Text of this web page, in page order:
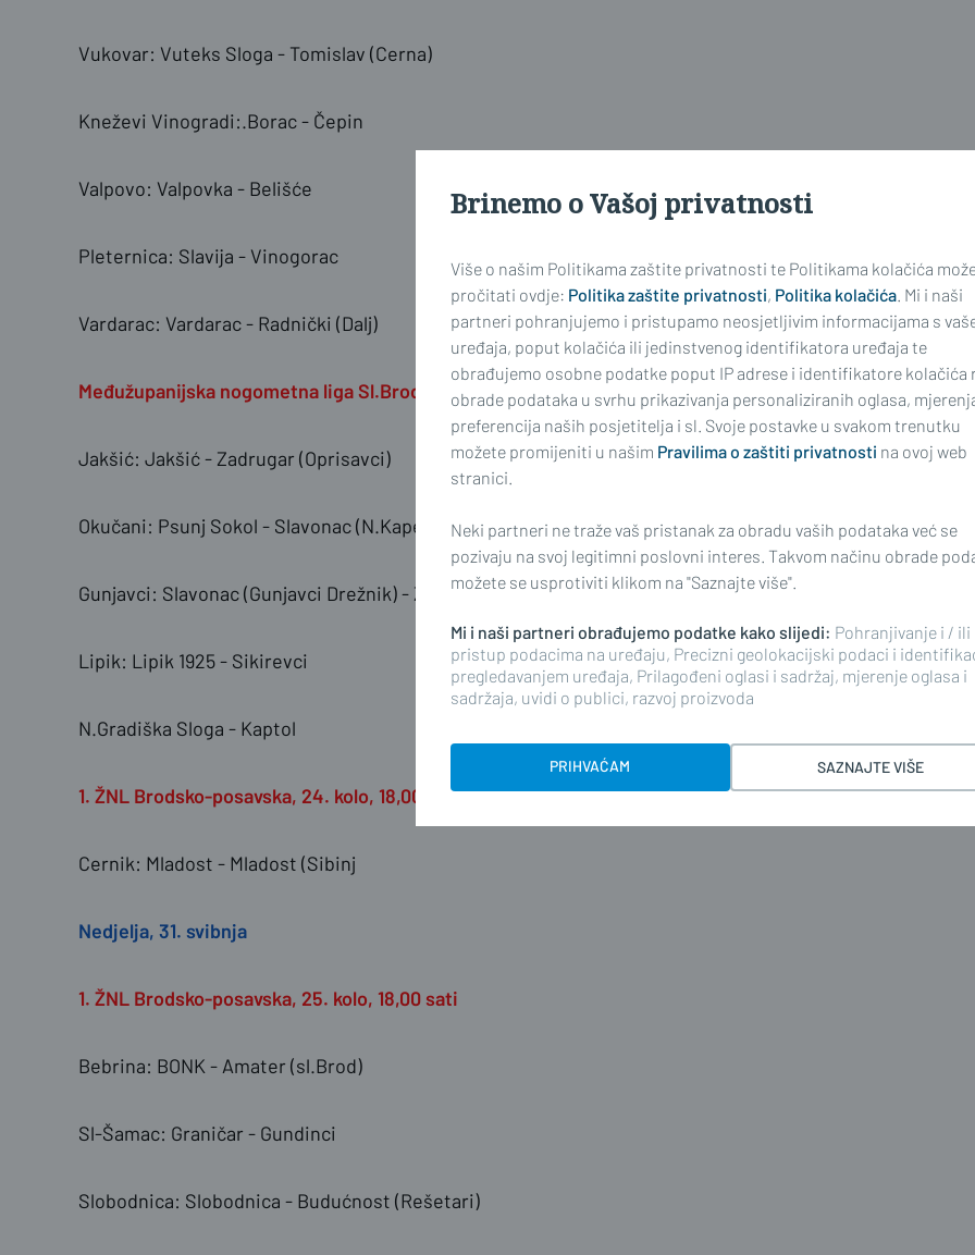
Vukovar: Vuteks Sloga - Tomislav (Cerna)
Kneževi Vinogradi:.Borac - Čepin
Valpovo: Valpovka - Belišće
Pleternica: Slavija - Vinogorac
Vardarac: Vardarac - Radnički (Dalj)
Međužupanijska nogometna liga Sl.Brod-Požega, 26. kolo, 18,00 sati
Jakšić: Jakšić - Zadrugar (Oprisavci)
Okučani: Psunj Sokol - Slavonac (N.Kapela<<9
Gunjavci: Slavonac (Gunjavci Drežnik) - Željezničar 1946 (Sl.Brod)
Lipik: Lipik 1925 - Sikirevci
N.Gradiška Sloga - Kaptol
1. ŽNL Brodsko-posavska, 24. kolo, 18,00 sati
Cernik: Mladost - Mladost (Sibinj
Nedjelja, 31. svibnja
1. ŽNL Brodsko-posavska, 25. kolo, 18,00 sati
Bebrina: BONK - Amater (sl.Brod)
Sl-Šamac: Graničar - Gundinci
Slobodnica: Slobodnica - Budućnost (Rešetari)
Brinemo o Vašoj privatnosti
Više o našim Politikama zaštite privatnosti te Politikama kolačića
pročitati ovdje: Politika zaštite privatnosti, Politika kolačića . Mi i naši
partneri pohranjujemo i pristupamo neosjetljivim informacijama s
uređaja, poput kolačića ili jedinstvenog identifikatora uređaja te
obrađujemo osobne podatke poput IP adrese i identifikatore kolačića
obrade podataka u svrhu prikazivanja personaliziranih oglasa,
preferencija naših posjetitelja i sl. Svoje postavke u svakom trenutku
možete promijeniti u našim Pravilima o zaštiti privatnosti na ovoj web
stranici.
Neki partneri ne traže vaš pristanak za obradu vaših podataka već se
pozivaju na svoj legitimni poslovni interes. Takvom načinu obrade
možete se usprotiviti klikom na "Saznajte više".
Mi i naši partneri obrađujemo podatke kako slijedi: Pohranjivanje i / ili
pristup podacima na uređaju, Precizni geolokacijski podaci i
pregledavanjem uređaja, Prilagođeni oglasi i sadržaj, mjerenje oglasa i
sadržaja, uvidi o publici, razvoj proizvoda
PRIHVAĆAM SAZNAJTE VIŠE